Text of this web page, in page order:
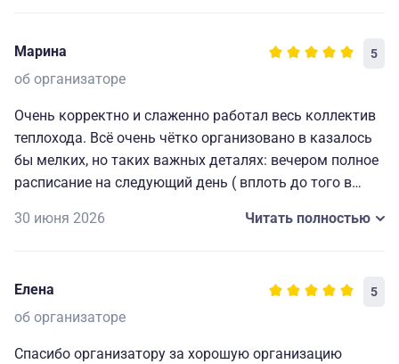
Марина 5
об организаторе
Очень корректно и слаженно работал весь коллектив
теплохода. Всё очень чётко организовано в казалось
бы мелких, но таких важных деталях: вечером полное
расписание на следующий день ( вплоть до того в
работающие наушники для экскурсий и т. д. Мелочи,
капитану и всему составу за прекрасно
организованный отдых.🥰
30 июня 2026 Читать полностью
Елена 5
об организаторе
Спасибо организатору за хорошую организацию